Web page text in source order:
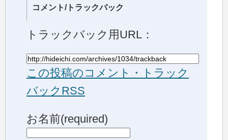
コメント/トラックバック
トラックバック用URL：
この投稿のコメント・トラック
バックRSS
お名前(required)